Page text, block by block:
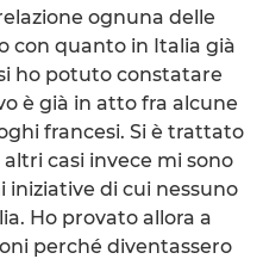
ognuna delle
con quanto in Italia già
ho potuto constatare
è già in atto fra alcune
francesi. Si è trattato
casi invece mi sono
iniziative di cui nessuno
Ho provato allora a
perché diventassero